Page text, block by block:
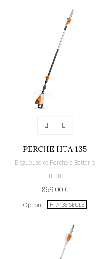
PERCHE HTA 135
Elagueuse et Perche à Batterie
869,00 €
Option HTA135 SEULE